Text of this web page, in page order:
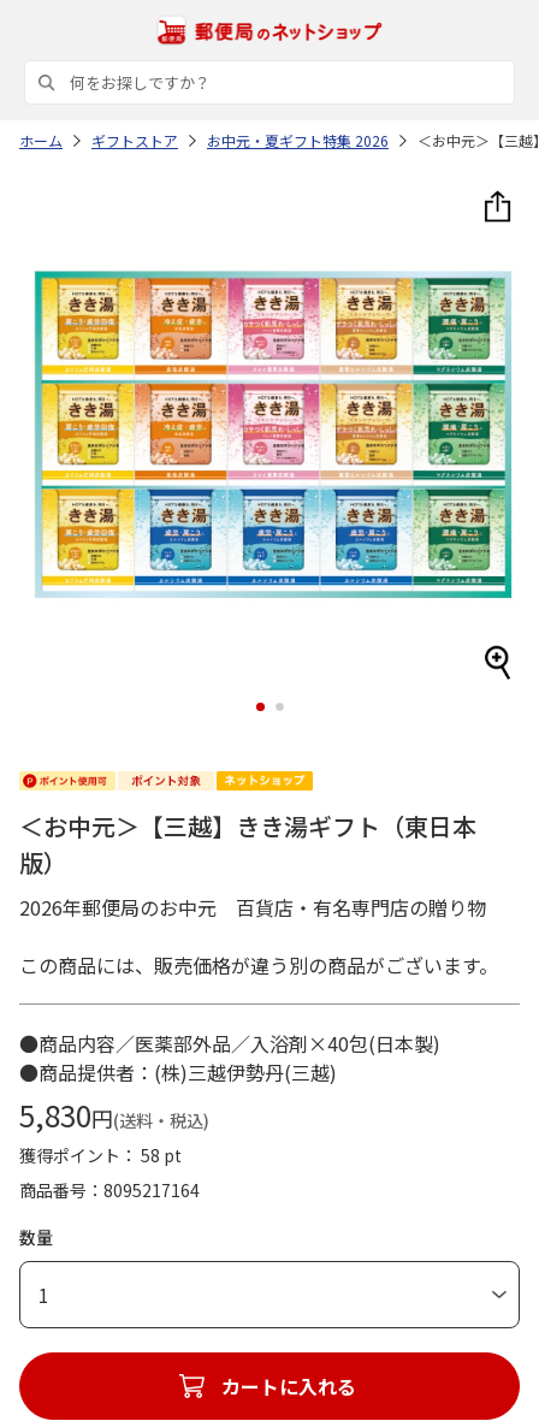
ホーム ギフトストア お中元・夏ギフト特集 2026 ＜お中元＞【三
1 2
＜お中元＞【三越】きき湯ギフト（東日本
版）
2026年郵便局のお中元 百貨店・有名専門店の贈り物
この商品には、販売価格が違う別の商品がございます。
●商品内容／医薬部外品／入浴剤×40包(日本製)
●商品提供者：(株)三越伊勢丹(三越)
5,830円(送料・税込)
獲得ポイント： 58 pt
商品番号
8095217164
数量
1
カートに入れる